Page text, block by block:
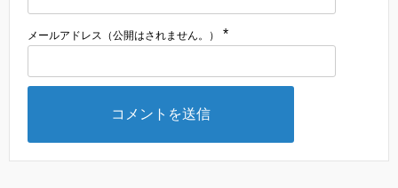
メールアドレス（公開はされません。） *